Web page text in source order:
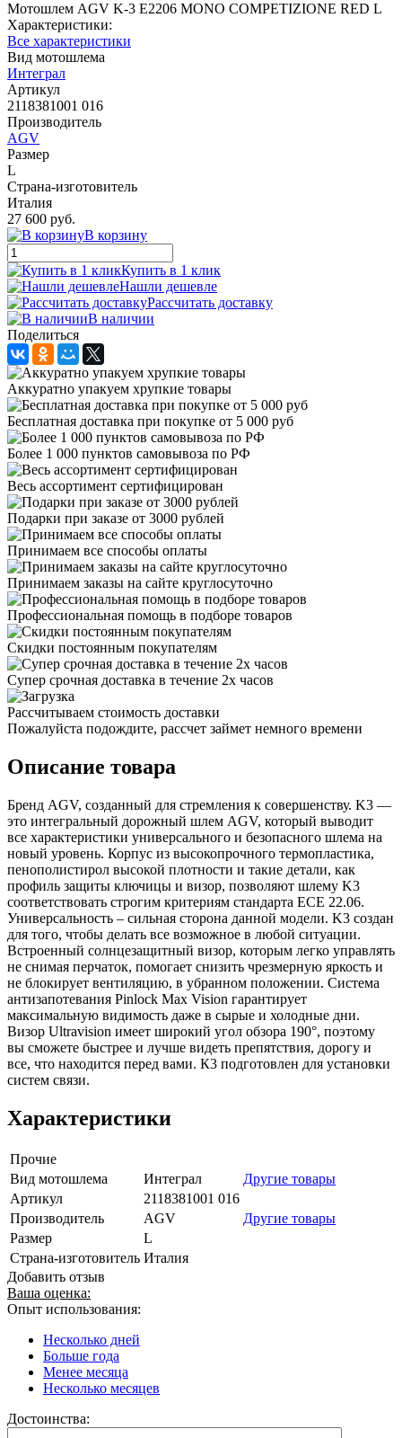
Мотошлем AGV K-3 E2206 MONO COMPETIZIONE RED L
Характеристики:
Все характеристики
Вид мотошлема
Интеграл
Артикул
2118381001 016
Производитель
AGV
Размер
L
Страна-изготовитель
Италия
27 600 руб.
В корзину
Купить в 1 клик
Нашли дешевле
Рассчитать доставку
В наличии
Поделиться
Аккуратно упакуем хрупкие товары
Бесплатная доставка при покупке от 5 000 руб
Более 1 000 пунктов самовывоза по РФ
Весь ассортимент сертифицирован
Подарки при заказе от 3000 рублей
Принимаем все способы оплаты
Принимаем заказы на сайте круглосуточно
Профессиональная помощь в подборе товаров
Скидки постоянным покупателям
Супер срочная доставка в течение 2х часов
Рассчитываем стоимость доставки
Пожалуйста подождите, рассчет займет немного времени
Описание товара
Бренд AGV, созданный для стремления к совершенству. K3 —
это интегральный дорожный шлем AGV, который выводит
все характеристики универсального и безопасного шлема на
новый уровень. Корпус из высокопрочного термопластика,
пенополистирол высокой плотности и такие детали, как
профиль защиты ключицы и визор, позволяют шлему K3
соответствовать строгим критериям стандарта ECE 22.06.
Универсальность – сильная сторона данной модели. K3 создан
для того, чтобы делать все возможное в любой ситуации.
Встроенный солнцезащитный визор, которым легко управлять
не снимая перчаток, помогает снизить чрезмерную яркость и
не блокирует вентиляцию, в убранном положении. Система
антизапотевания Pinlock Max Vision гарантирует
максимальную видимость даже в сырые и холодные дни.
Визор Ultravision имеет широкий угол обзора 190°, поэтому
вы сможете быстрее и лучше видеть препятствия, дорогу и
все, что находится перед вами. К3 подготовлен для установки
систем связи.
Характеристики
Прочие
Вид мотошлема
Интеграл
Другие товары
Артикул
2118381001 016
Производитель
AGV
Другие товары
Размер
L
Страна-изготовитель Италия
Добавить отзыв
Ваша оценка:
Опыт использования:
Несколько дней
Больше года
Менее месяца
Несколько месяцев
Достоинства: